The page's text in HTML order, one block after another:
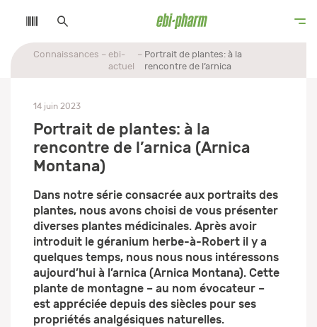
Connaissances
ebi-
actuel
Portrait de plantes: à la
rencontre de l’arnica
14 juin 2023
Portrait de plantes: à la
rencontre de l’arnica (Arnica
Montana)
Dans notre série consacrée aux portraits des
plantes, nous avons choisi de vous présenter
diverses plantes médicinales. Après avoir
introduit le géranium herbe-à-Robert il y a
quelques temps, nous nous nous intéressons
aujourd’hui à l’arnica (Arnica Montana). Cette
plante de montagne – au nom évocateur –
est appréciée depuis des siècles pour ses
propriétés analgésiques naturelles.